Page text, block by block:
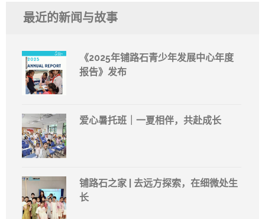
最近的新闻与故事
《2025年铺路石青少年发展中心年度
报告》发布
爱心暑托班｜一夏相伴，共赴成长
铺路石之家 | 去远方探索，在细微处生
长